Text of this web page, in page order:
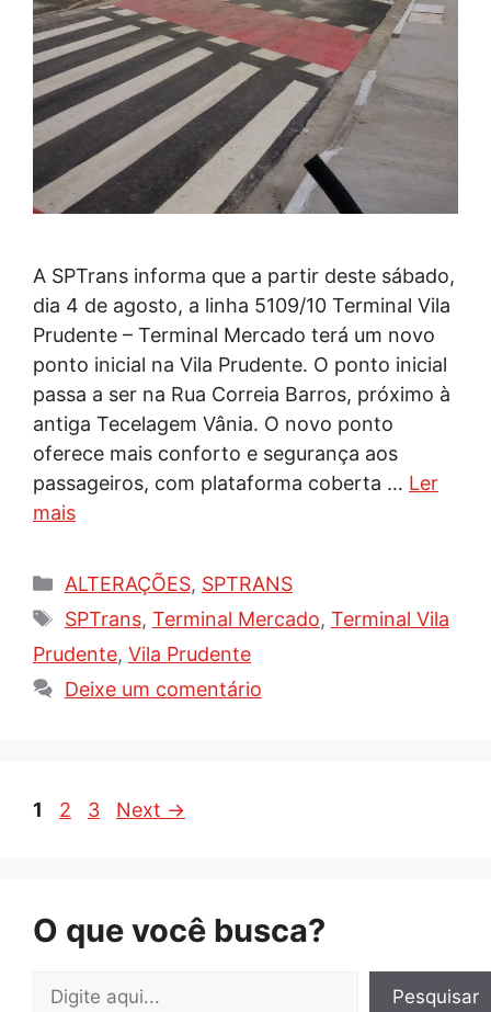
A SPTrans informa que a partir deste sábado,
dia 4 de agosto, a linha 5109/10 Terminal Vila
Prudente – Terminal Mercado terá um novo
ponto inicial na Vila Prudente. O ponto inicial
passa a ser na Rua Correia Barros, próximo à
antiga Tecelagem Vânia. O novo ponto
oferece mais conforto e segurança aos
passageiros, com plataforma coberta … Ler
mais
Categorias
ALTERAÇÕES, SPTRANS
Tags
SPTrans, Terminal Mercado, Terminal Vila
Prudente, Vila Prudente
Deixe um comentário
Page
1 Page
2 Page
3 Next →
O que você busca?
Pesquisar Pesquisar